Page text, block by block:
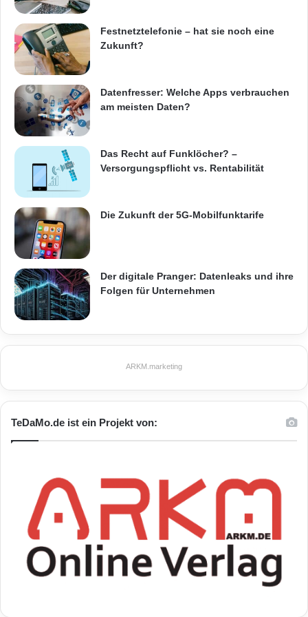
bedeutendsten ITK-Kongress dabei.
Außerdem haben Besucher die Möglichkeit, im
Rahmen von Guided Tours und Workshops
tiefer in die Themen einzusteigen. Antworten
auf spezifische Fragestellungen liefern auch
die rund 30 Fachforen.
Erstmals wird auf der CeBIT die
branchenübergreifende C3 Confererence
durchgeführt. Unter dem Dreiklang Content –
Creativity – Convergence suchen Verleger,
Spieleentwickler, Musik- und Filmproduzenten
Synergieeffekte mit der ITK-Industrie und
zukünftige Geschäftsmodelle.
digitalen Technologien und der
Automobilbranche bündelt die CeBIT künftig
nicht nur die Plafform für den digitalen
Lifestyle, sondern auch für den Digital
Drivestyle. Er ist fester Bestandteil der CeBIT“,
sagte Pörschmann. Mit dem automotiveDAY
am CeBIT-Donnerstag, 8. März, wird es einen
Festnetztelefonie – hat sie noch eine
Zukunft?
Datenfresser: Welche Apps verbrauchen
am meisten Daten?
Das Recht auf Funklöcher? –
Versorgungspflicht vs. Rentabilität
Die Zukunft der 5G-Mobilfunktarife
Der digitale Pranger: Datenleaks und ihre
Folgen für Unternehmen
ARKM.marketing
TeDaMo.de ist ein Projekt von: